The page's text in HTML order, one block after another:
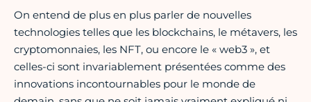
On entend de plus en plus parler de nouvelles
technologies telles que les blockchains, le métavers, les
cryptomonnaies, les NFT, ou encore le « web3 », et
celles-ci sont invariablement présentées comme des
innovations incontournables pour le monde de